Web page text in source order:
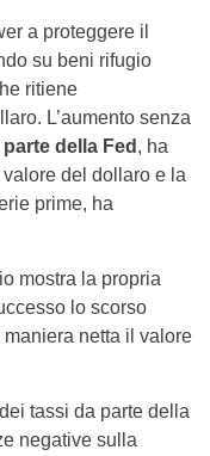
a proteggere il
su beni rifugio
ritiene
L’aumento senza
della Fed , ha
del dollaro e la
prime, ha
mostra la propria
lo scorso
netta il valore
tassi da parte della
negative sulla